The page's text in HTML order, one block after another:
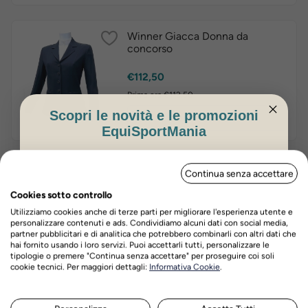
Winner Giacca Donna da
concorso
Prezzo
€112,50
Prima era €112,50
Scegli tra le varianti
Equestro Giacca Donna da
concorso con logo in rilievo
Prezzo
€204,00
Prima era €204,00
Scegli tra le varianti
Continua senza accettare
Cookies sotto controllo
Utilizziamo cookies anche di terze parti per migliorare l'esperienza utente e
personalizzare contenuti e ads. Condividiamo alcuni dati con social media,
partner pubblicitari e di analitica che potrebbero combinarli con altri dati che
hai fornito usando i loro servizi. Puoi accettarli tutti, personalizzare le
tipologie o premere "Continua senza accettare" per proseguire coi soli
cookie tecnici. Per maggiori dettagli: Informativa Cookie.
Scopri le novità e le promozioni
EquiSportMania
ISCRIVITI PER OTTENERE IL 5%
DI SCONTO
Nome Cognome